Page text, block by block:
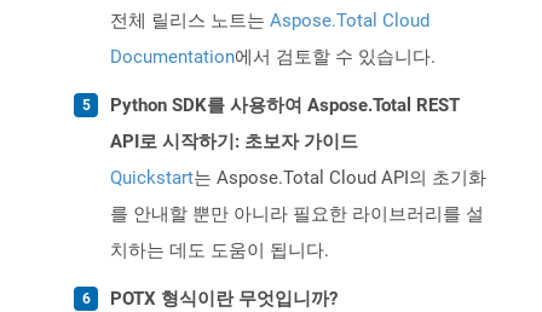
전체 릴리스 노트는 Aspose.Total Cloud
Documentation에서 검토할 수 있습니다.
Python SDK를 사용하여 Aspose.Total REST
API로 시작하기: 초보자 가이드
Quickstart는 Aspose.Total Cloud API의 초기화
를 안내할 뿐만 아니라 필요한 라이브러리를 설
치하는 데도 도움이 됩니다.
POTX 형식이란 무엇입니까?